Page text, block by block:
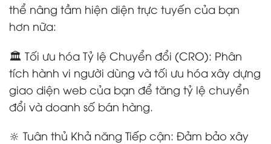
thể nâng tầm hiện diện trực tuyến của bạn
hơn nữa:
🏛️ Tối ưu hóa Tỷ lệ Chuyển đổi (CRO): Phân
tích hành vi người dùng và tối ưu hóa xây dựng
giao diện web của bạn để tăng tỷ lệ chuyển
đổi và doanh số bán hàng.
🔆 Tuân thủ Khả năng Tiếp cận: Đảm bảo xây